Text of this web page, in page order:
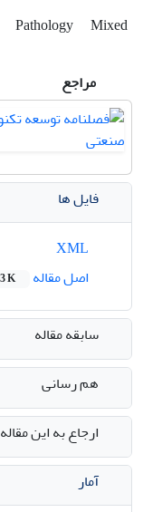
Pathology
Mixed
مراجع
فایل ها
اصل مقاله
K
سابقه مقاله
هم رسانی
ارجاع به این مقاله
آمار